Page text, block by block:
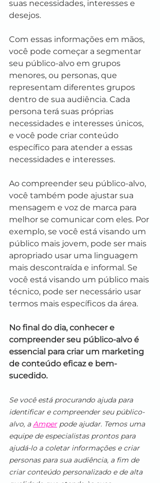
suas necessidades, interesses e
desejos.
Com essas informações em mãos,
você pode começar a segmentar
seu público-alvo em grupos
menores, ou personas, que
representam diferentes grupos
dentro de sua audiência. Cada
persona terá suas próprias
necessidades e interesses únicos,
e você pode criar conteúdo
específico para atender a essas
necessidades e interesses.
Ao compreender seu público-alvo,
você também pode ajustar sua
mensagem e voz de marca para
melhor se comunicar com eles. Por
exemplo, se você está visando um
público mais jovem, pode ser mais
apropriado usar uma linguagem
mais descontraída e informal. Se
você está visando um público mais
técnico, pode ser necessário usar
termos mais específicos da área.
No final do dia, conhecer e
compreender seu público-alvo é
essencial para criar um marketing
de conteúdo eficaz e bem-
sucedido.
Se você está procurando ajuda para
identificar e compreender seu público-
alvo, a Amper pode ajudar. Temos uma
equipe de especialistas prontos para
ajudá-lo a coletar informações e criar
personas para sua audiência, a fim de
criar conteúdo personalizado e de alta